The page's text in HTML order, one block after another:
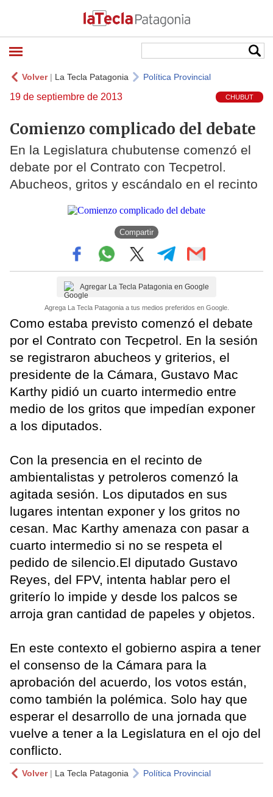
Volver| La Tecla Patagonia Política Provincial
19 de septiembre de 2013 CHUBUT
Comienzo complicado del debate
En la Legislatura chubutense comenzó el
debate por el Contrato con Tecpetrol.
Abucheos, gritos y escándalo en el recinto
Compartir
Agregar La Tecla Patagonia en Google
Agrega La Tecla Patagonia a tus medios preferidos en Google.
Como estaba previsto comenzó el debate
por el Contrato con Tecpetrol. En la sesión
se registraron abucheos y griterios, el
presidente de la Cámara, Gustavo Mac
Karthy pidió un cuarto intermedio entre
medio de los gritos que impedían exponer
a los diputados.
Con la presencia en el recinto de
ambientalistas y petroleros comenzó la
agitada sesión. Los diputados en sus
lugares intentan exponer y los gritos no
cesan. Mac Karthy amenaza con pasar a
cuarto intermedio si no se respeta el
pedido de silencio.El diputado Gustavo
Reyes, del FPV, intenta hablar pero el
griterío lo impide y desde los palcos se
arroja gran cantidad de papeles y objetos.
En este contexto el gobierno aspira a tener
el consenso de la Cámara para la
aprobación del acuerdo, los votos están,
como también la polémica. Solo hay que
esperar el desarrollo de una jornada que
vuelve a tener a la Legislatura en el ojo del
conflicto.
Volver| La Tecla Patagonia Política Provincial